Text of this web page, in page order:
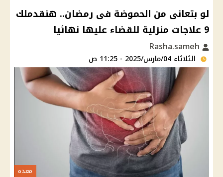
لو بتعانى من الحموضة فى رمضان.. هنقدملك
9 علاجات منزلية للقضاء عليها نهائيا
الثلاثاء 04/مارس/2025 - 11:25 ص
معده